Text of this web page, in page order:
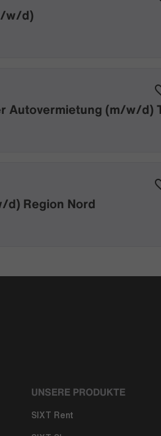
w/d)
Autovermietung (m/w/d)
d) Region Nord
UNSERE PRODUKTE
SIXT Rent